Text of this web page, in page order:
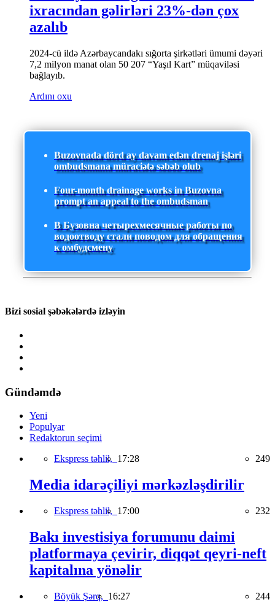
ixracından gəlirləri 23%-dən çox
azalıb
2024-cü ildə Azərbaycandakı sığorta şirkətləri ümumi dəyəri
7,2 milyon manat olan 50 207 “Yaşıl Kart” müqaviləsi
bağlayıb.
Ardını oxu
Buzovnada dörd ay davam edən drenaj işləri
ombudsmana müraciətə səbəb olub
Four-month drainage works in Buzovna
prompt an appeal to the ombudsman
В Бузовна четырехмесячные работы по
водоотводу стали поводом для обращения
к омбудсмену
Bizi sosial şəbəkələrdə izləyin
Gündəmdə
Yeni
Populyar
Redaktorun seçimi
Ekspress təhlil, 17:28 249
Media idarəçiliyi mərkəzləşdirilir
Ekspress təhlil, 17:00 232
Bakı investisiya forumunu daimi
platformaya çevirir, diqqət qeyri-neft
kapitalına yönəlir
Böyük Şərq, 16:27 244